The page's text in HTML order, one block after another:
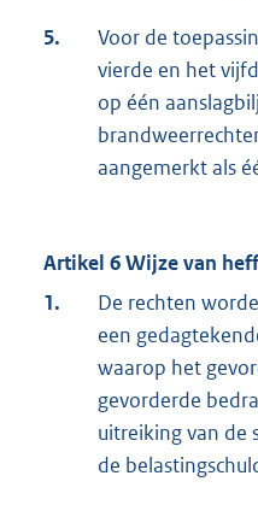
5.
Voor de
vierde en het
op één
aangemerkt als
Artikel 6 Wijze van
1.
De rechten
een
waarop het
gevorderde
uitreiking van de
de